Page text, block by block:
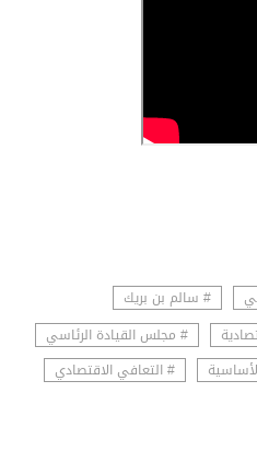
# سالم بن بريك
# مجلس القيادة الرئاسي
# التعافي الاقتصادي